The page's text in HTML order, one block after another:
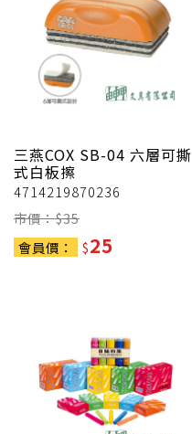
三燕COX SB-04 六層可撕
式白板擦
4714219870236
市價：$35
會員價：
$25